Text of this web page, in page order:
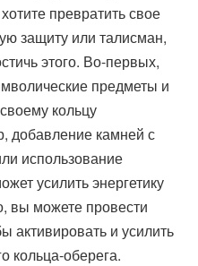
превратить свое
защиту или талисман,
этого. Во-первых,
предметы и
кольцу
добавление камней с
использование
усилить энергетику
вы можете провести
активировать и усилить
кольца-оберега.